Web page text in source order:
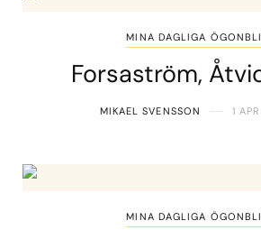
MINA DAGLIGA
Forsaström,
MIKAEL SVENSSON 1
MINA DAGLIGA